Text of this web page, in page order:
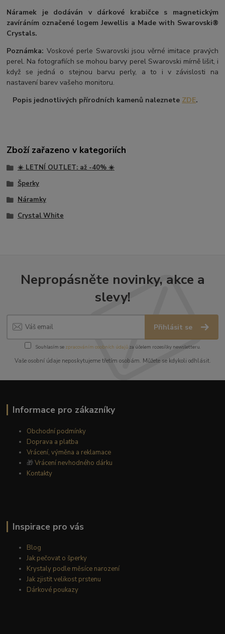
Náramek je dodáván v dárkové krabičce s magnetickým
zavíráním označené logem Jewellis a Made with Swarovski®
Crystals.
Poznámka: Voskové perle Swarovski jsou věrné imitace pravých
perel. Na fotografiích se mohou barvy perel Swarovski mírně lišit, i
když se jedná o stejnou barvu perly, a to i v závislosti na
nastavení barev vašeho monitoru.
Popis jednotlivých přírodních kamenů naleznete ZDE.
Zboží zařazeno v kategoriích
☀️ LETNÍ OUTLET: až -40% ☀️
Šperky
Náramky
Crystal White
Nepropásněte novinky, akce a
slevy!
Přihlásit se
Souhlasím se zpracováním osobních údajůza účelem rozesílky newsletteru.
Vaše osobní údaje neposkytujeme třetím osobám. Můžete se kdykoli odhlásit.
Informace pro zákazníky
Obchodní podmínky
Doprava a platba
Vrácení, výměna a reklamace
🎁Vrácení nevhodného dárku
Kontakty
Inspirace pro vás
Blog
Jak pečovat o šperky
Krystaly podle měsíce narození
Jak zjistit velikost prstenu
Dárkové poukazy